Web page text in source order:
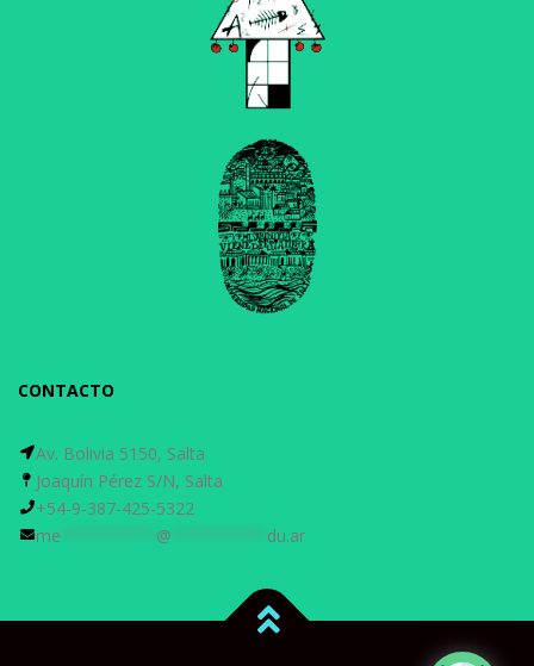
CONTACTO
Av. Bolivia 5150, Salta
Joaquín Pérez S/N, Salta
+54-9-387-425-5322
me
@ du.ar